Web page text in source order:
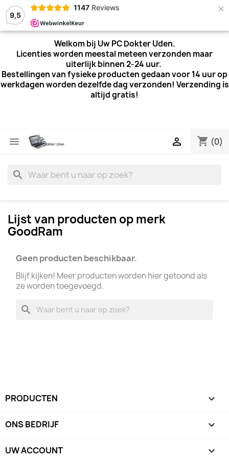
9,5
1147 Reviews ×
Welkom bij Uw PC Dokter Uden.
Licenties worden meestal meteen verzonden maar
uiterlijkbinnen 2-24 uur.
Bestellingen van fysieke producten gedaan voor 14 uur op
werkdagen worden dezelfde dag verzonden! Verzending is
altijd gratis!
 shopping_cart (0)

search
Lijst van producten op merk
GoodRam
Geen producten beschikbaar.
Blijf kijken! Meer producten worden hier getoond als
ze worden toegevoegd.
search
PRODUCTEN 
ONS BEDRIJF 
UW ACCOUNT 